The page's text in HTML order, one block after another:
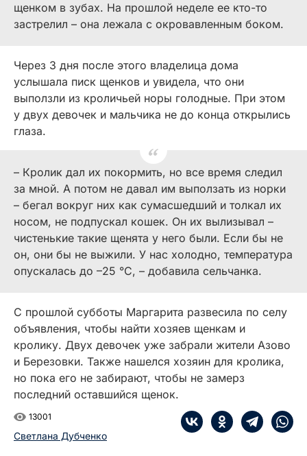
щенком в зубах. На прошлой неделе ее кто-то
застрелил – она лежала с окровавленным боком.
Через 3 дня после этого владелица дома
услышала писк щенков и увидела, что они
выползли из кроличьей норы голодные. При этом
у двух девочек и мальчика не до конца открылись
глаза.
– Кролик дал их покормить, но все время следил
за мной. А потом не давал им выползать из норки
– бегал вокруг них как сумасшедший и толкал их
носом, не подпускал кошек. Он их вылизывал –
чистенькие такие щенята у него были. Если бы не
он, они бы не выжили. У нас холодно, температура
опускалась до –25 °С, – добавила сельчанка.
С прошлой субботы Маргарита развесила по селу
объявления, чтобы найти хозяев щенкам и
кролику. Двух девочек уже забрали жители Азово
и Березовки. Также нашелся хозяин для кролика,
но пока его не забирают, чтобы не замерз
последний оставшийся щенок.
13001
Светлана Дубченко